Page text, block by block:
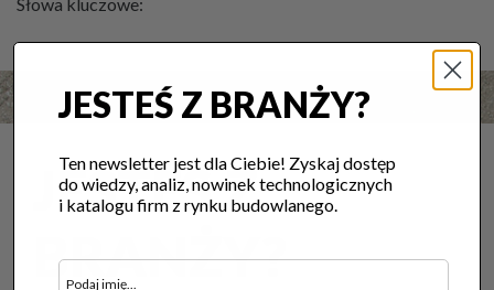
JESTEŚ Z
BRANŻY?
JESTEŚ Z BRANŻY?
Ten newsletter jest dla Ciebie! Zyskaj dostęp
do wiedzy, analiz, nowinek technologicznych
i katalogu firm z rynku budowlanego.